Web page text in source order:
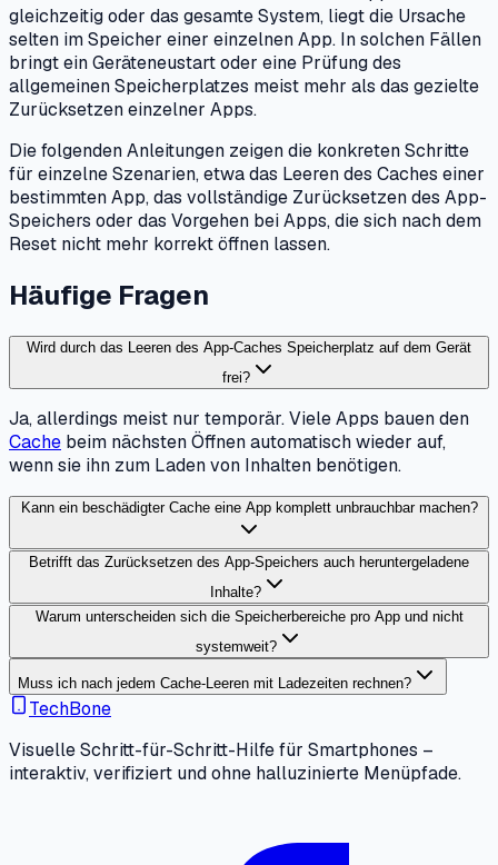
gleichzeitig oder das gesamte System, liegt die Ursache
selten im Speicher einer einzelnen App. In solchen Fällen
bringt ein Geräteneustart oder eine Prüfung des
allgemeinen Speicherplatzes meist mehr als das gezielte
Zurücksetzen einzelner Apps.
Die folgenden Anleitungen zeigen die konkreten Schritte
für einzelne Szenarien, etwa das Leeren des Caches einer
bestimmten App, das vollständige Zurücksetzen des App-
Speichers oder das Vorgehen bei Apps, die sich nach dem
Reset nicht mehr korrekt öffnen lassen.
Häufige Fragen
Wird durch das Leeren des App-Caches Speicherplatz auf dem Gerät
frei?
Ja, allerdings meist nur temporär. Viele Apps bauen den
Cache beim nächsten Öffnen automatisch wieder auf,
wenn sie ihn zum Laden von Inhalten benötigen.
Kann ein beschädigter Cache eine App komplett unbrauchbar machen?
Betrifft das Zurücksetzen des App-Speichers auch heruntergeladene
Inhalte?
Warum unterscheiden sich die Speicherbereiche pro App und nicht
systemweit?
Muss ich nach jedem Cache-Leeren mit Ladezeiten rechnen?
TechBone
Visuelle Schritt-für-Schritt-Hilfe für Smartphones –
interaktiv, verifiziert und ohne halluzinierte Menüpfade.